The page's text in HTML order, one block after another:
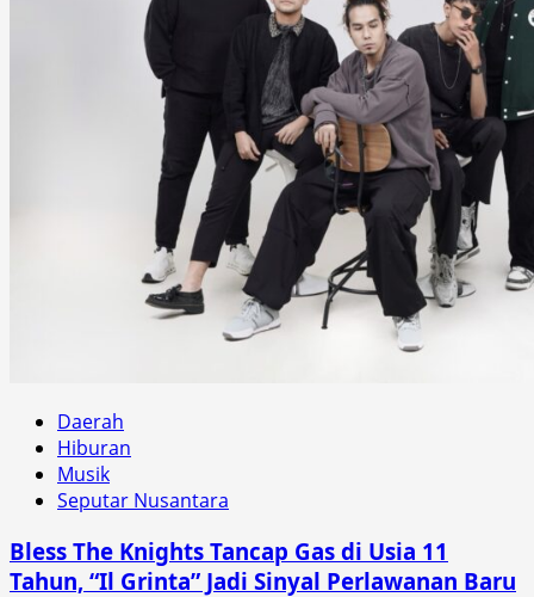
Daerah
Hiburan
Musik
Seputar Nusantara
Bless The Knights Tancap Gas di Usia 11
Tahun, “Il Grinta” Jadi Sinyal Perlawanan Baru